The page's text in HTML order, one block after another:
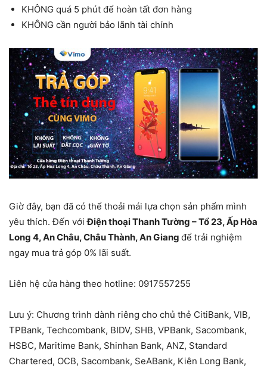
KHÔNG quá 5 phút để hoàn tất đơn hàng
KHÔNG cần người bảo lãnh tài chính
Giờ đây, bạn đã có thể thoải mái lựa chọn sản phẩm mình
yêu thích. Đến vớiĐiện thoại Thanh Tường – Tổ 23, Ấp Hòa
Long 4, An Châu, Châu Thành, An Giang để trải nghiệm
ngay mua trả góp 0% lãi suất.
Liên hệ cửa hàng theo hotline: 0917557255
Lưu ý: Chương trình dành riêng cho chủ thẻ CitiBank, VIB,
TPBank, Techcombank, BIDV, SHB, VPBank, Sacombank,
HSBC, Maritime Bank, Shinhan Bank, ANZ, Standard
Chartered, OCB, Sacombank, SeABank, Kiên Long Bank,